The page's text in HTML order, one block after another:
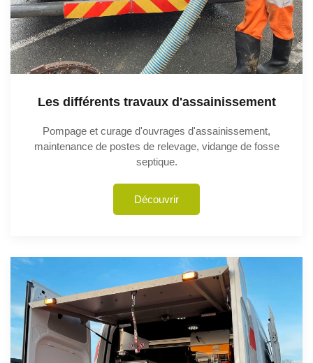
Les différents travaux d'assainissement
Pompage et curage d'ouvrages d'assainissement,
maintenance de postes de relevage, vidange de fosse
septique.
Découvrir